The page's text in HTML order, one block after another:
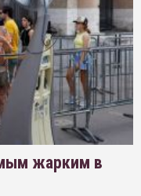
жарким в